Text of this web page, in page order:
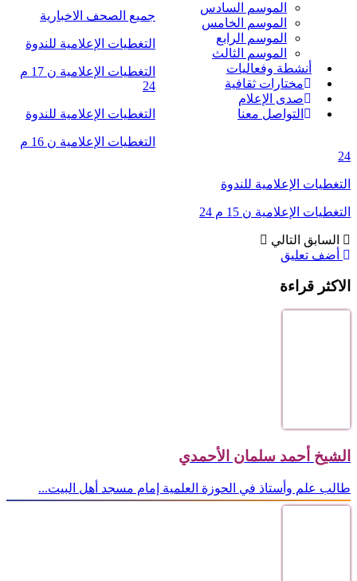
الموسم السادس
الموسم الخامس
الموسم الرابع
الموسم الثالث
أنشطة وفعاليات
مختارات ثقافية
صدى الإعلام
التواصل معنا
جميع الصحف الاخبارية
التغطيات الإعلامية للندوة
التغطيات الإعلامية ن 17 م
24
التغطيات الإعلامية للندوة
التغطيات الإعلامية ن 16 م
24
التغطيات الإعلامية للندوة
التغطيات الإعلامية ن 15 م 24
السابق التالي
أضف تعليق
الاكثر قراءة
الشيخ أحمد سلمان الأحمدي
طالب علم وأستاذ في الحوزة العلمية إمام مسجد أهل البيت...